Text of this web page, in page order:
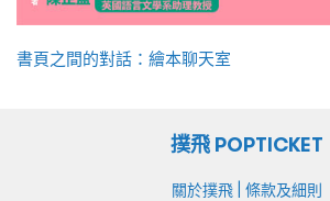
書頁之間的對話：繪本聊天室
撲飛 POPTICKET
關於撲飛| 條款及細則